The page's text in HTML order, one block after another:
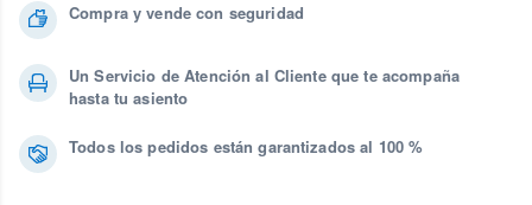
Compra y vende con seguridad
Un Servicio de Atención al Cliente que te acompaña
hasta tu asiento
Todos los pedidos están garantizados al 100 %